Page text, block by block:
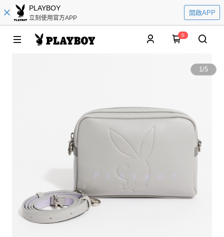
PLAYBOY
立刻使用官方APP
開啟APP
0
1/5